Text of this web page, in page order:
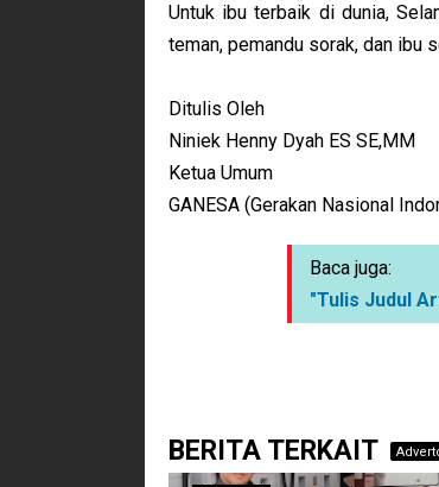
Untuk ibu terbaik di dunia,
teman, pemandu sorak, dan ibu
Ditulis Oleh
Niniek Henny Dyah ES SE,MM
Ketua Umum
GANESA (Gerakan Nasional
Baca juga:
"Tulis Judul
BERITA TERKAIT